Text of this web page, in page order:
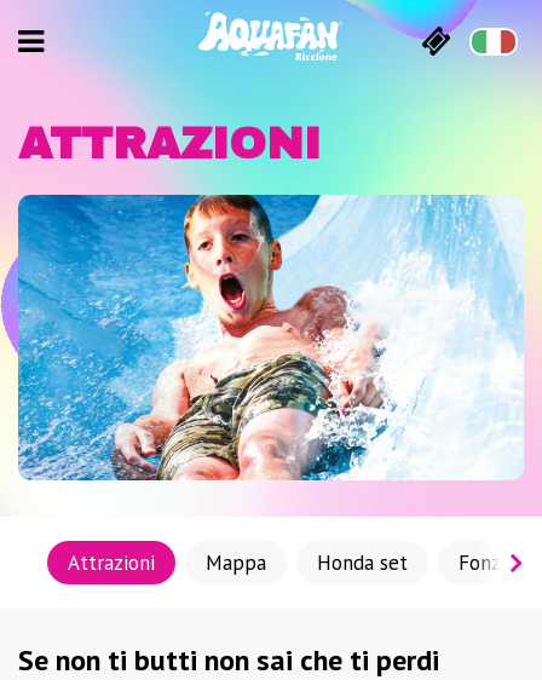
ATTRAZIONI
Attrazioni Mappa Honda set Fonzies
Se non ti butti non sai che ti perdi